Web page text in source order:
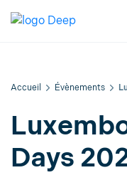
Accueil Évènements
Days